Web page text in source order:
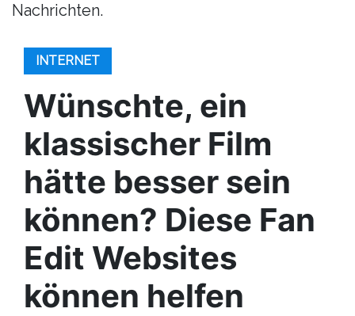
Nachrichten.
INTERNET
Wünschte, ein
klassischer Film
hätte besser sein
können? Diese Fan
Edit Websites
können helfen